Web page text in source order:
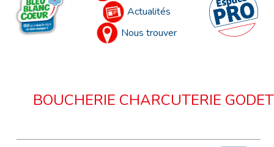
Actualités
Nous trouver
BOUCHERIE CHARCUTERIE GODET